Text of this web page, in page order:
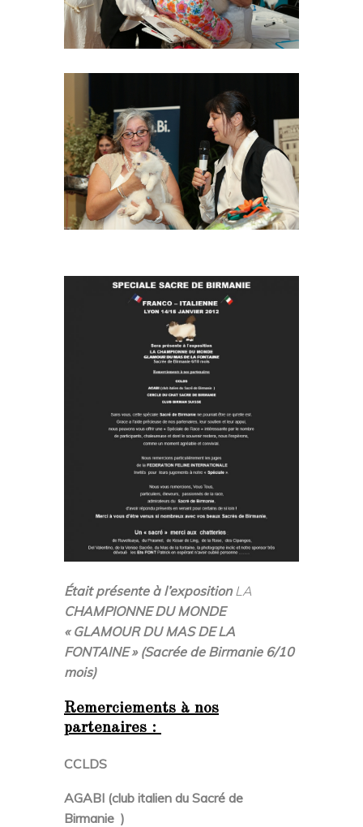
Était présente à l’expositionLA
CHAMPIONNE DU MONDE
« GLAMOUR DU MAS DE LA
FONTAINE » (Sacrée de Birmanie 6/10
mois)
Remerciements à nos
partenaires :
CCLDS
AGABI (club italien du Sacré de
Birmanie )